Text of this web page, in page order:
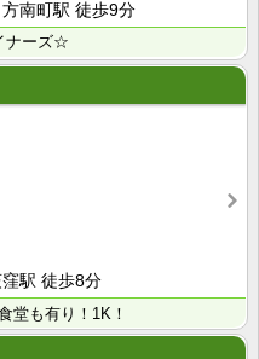
南町駅 徒歩9分
ナーズ☆
駅 徒歩8分
堂も有り！1K！